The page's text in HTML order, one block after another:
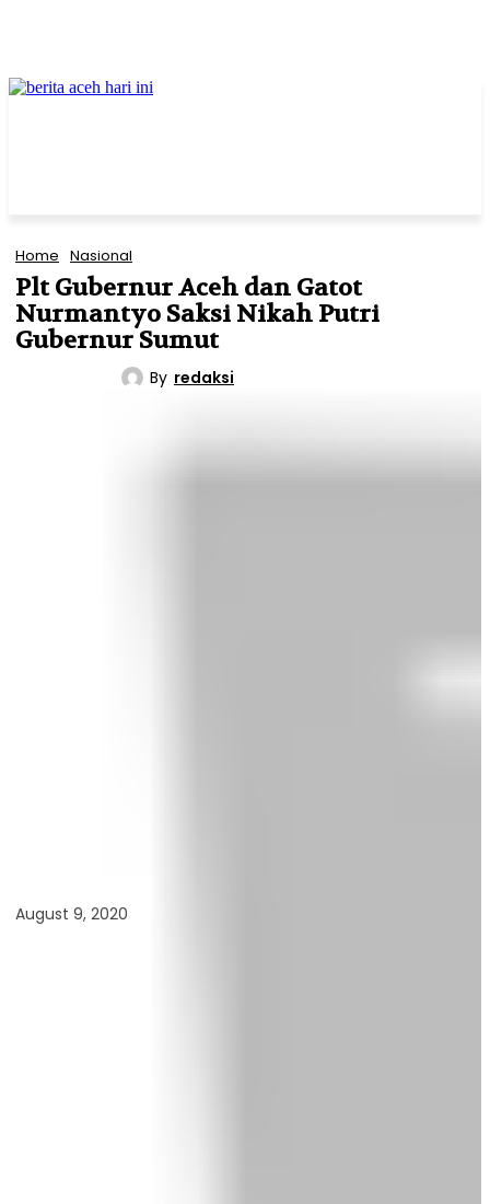
Home Nasional
Plt Gubernur Aceh dan Gatot
Nurmantyo Saksi Nikah Putri
Gubernur Sumut
By redaksi
August 9, 2020